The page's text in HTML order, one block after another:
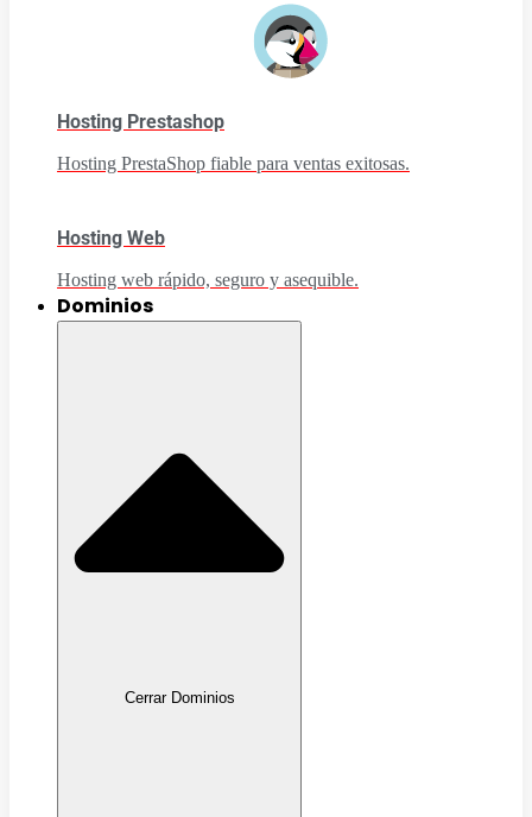
Hosting Prestashop
Hosting PrestaShop fiable para ventas exitosas.
Hosting Web
Hosting web rápido, seguro y asequible.
Dominios
Cerrar Dominios